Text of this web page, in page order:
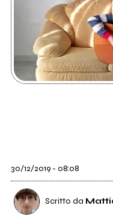
30/12/2019 - 08:08
Scritto da